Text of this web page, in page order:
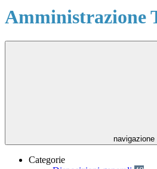
Amministrazione
navigazione
Categorie